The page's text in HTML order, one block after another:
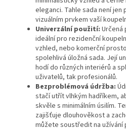
eleganci. Tahle sada není
vizuálním prvkem vaší
Univerzální použití: Určená
ideální pro rezidenční
vzhled, nebo komerční
spolehlivá úložná sada. Její
hodí do různých interiérů a
uživatelů, tak profesionálů.
Bezproblémová údržba:
stačí utřít vlhkým hadříkem,
skvěle s minimálním úsilím.
zajišťuje dlouhověkost a
můžete soustředit na